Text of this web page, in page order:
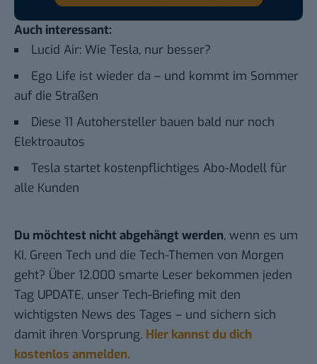
Auch interessant:
Lucid Air: Wie Tesla, nur besser?
Ego Life ist wieder da – und kommt im Sommer
auf die Straßen
Diese 11 Autohersteller bauen bald nur noch
Elektroautos
Tesla startet kostenpflichtiges Abo-Modell für
alle Kunden
Du möchtest nicht abgehängt werden, wenn es um
KI, Green Tech und die Tech-Themen von Morgen
geht? Über 12.000 smarte Leser bekommen jeden
Tag UPDATE, unser Tech-Briefing mit den
wichtigsten News des Tages – und sichern sich
damit ihren Vorsprung. Hier kannst du dich
kostenlos anmelden.